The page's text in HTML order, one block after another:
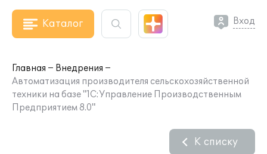
Каталог Вход
Главная
Внедрения
Автоматизация производителя сельскохозяйственной
техники на базе "1С:Управление Производственным
Предприятием 8.0"
К списку